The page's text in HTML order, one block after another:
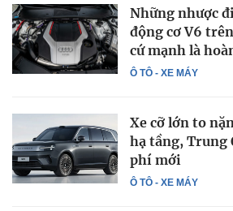
Ô TÔ - XE MÁY
Những nhược
động cơ V6
cứ mạnh là
Ô TÔ - XE MÁY
Xe cỡ lớn to
hạ tầng, Trung
phí mới